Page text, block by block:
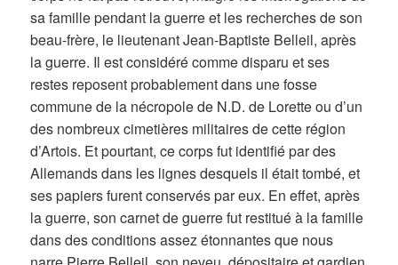
sa famille pendant la guerre et les recherches de son
beau-frère, le lieutenant Jean-Baptiste Belleil, après
la guerre. Il est considéré comme disparu et ses
restes reposent probablement dans une fosse
commune de la nécropole de N.D. de Lorette ou d’un
des nombreux cimetières militaires de cette région
d’Artois. Et pourtant, ce corps fut identifié par des
Allemands dans les lignes desquels il était tombé, et
ses papiers furent conservés par eux. En effet, après
la guerre, son carnet de guerre fut restitué à la famille
dans des conditions assez étonnantes que nous